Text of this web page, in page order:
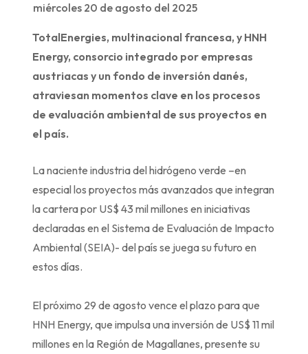
miércoles 20 de agosto del 2025
TotalEnergies, multinacional francesa, y HNH
Energy, consorcio integrado por empresas
austriacas y un fondo de inversión danés,
atraviesan momentos clave en los procesos
de evaluación ambiental de sus proyectos en
el país.
La naciente industria del hidrógeno verde –en
especial los proyectos más avanzados que integran
la cartera por US$ 43 mil millones en iniciativas
declaradas en el Sistema de Evaluación de Impacto
Ambiental (SEIA)- del país se juega su futuro en
estos días.
El próximo 29 de agosto vence el plazo para que
HNH Energy, que impulsa una inversión de US$ 11 mil
millones en la Región de Magallanes, presente su